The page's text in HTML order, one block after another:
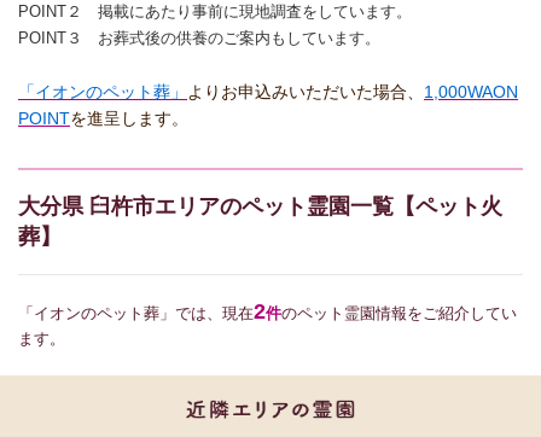
POINT２ 掲載にあたり事前に現地調査をしています。
POINT３ お葬式後の供養のご案内もしています。
「イオンのペット葬」 よりお申込みいただいた場合、 1,000WAON
POINTを進呈します。
大分県 臼杵市エリアのペット霊園一覧【ペット火
葬】
「イオンのペット葬」では、現在2件のペット霊園情報をご紹介してい
ます。